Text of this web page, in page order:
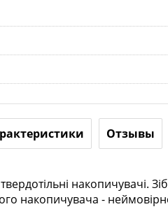
Отзывы
накопичувачі.
накопичувача -